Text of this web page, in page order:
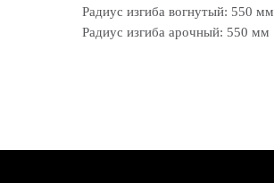
Радиус изгиба вогнутый: 550 мм
Радиус изгиба арочный: 550 мм